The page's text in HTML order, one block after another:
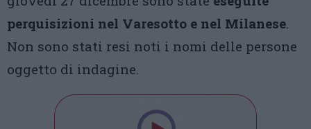
perquisizioni nel Varesotto e nel Milanese.
Non sono stati resi noti i nomi delle persone
oggetto di indagine.